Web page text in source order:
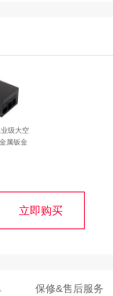
级大空
属钣金
安装官
外壳D型
立即购买
保修&售后服务